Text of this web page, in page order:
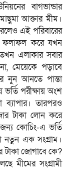
বাগভান্ডার
আক্তার মীম।
এই পরিবারের
ফলাফল করে যখন
এলাকার সবার
মেয়েকে পড়াবে
নুন আনতে পান্তা
ভর্তি পরীক্ষায় অংশ
তারপরও
টাকা লোন করে
কোচিং-এ ভর্তি
এক সংগ্রাম।
টাকা জোগাবে কে?
মীমের সংগ্রামী